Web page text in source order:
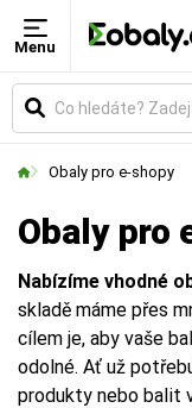
Menu
Obaly pro e-shopy
Obaly pro
Nabízíme vhodné
skladě máme přes
cílem je, aby vaše
odolné. Ať už
produkty nebo balit